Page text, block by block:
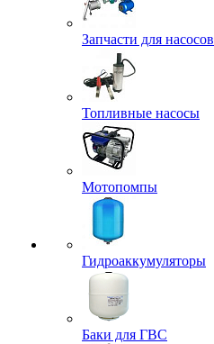
Запчасти для насосов
Топливные насосы
Мотопомпы
Гидроаккумуляторы
Баки для ГВС